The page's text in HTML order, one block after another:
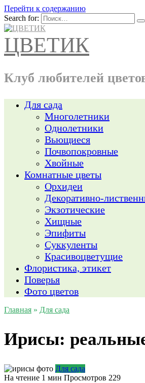
Перейти к содержанию
Search for:
ЦВЕТИК
Клуб любителей
Для сада
Многолетники
Однолетники
Вьющиеся
Почвопокровные
Хвойные
Комнатные цветы
Орхидеи
Декоративно-
Экзотические
Хищные
Эпифиты
Суккуленты
Красивоцветущие
Флористика, этикет
Поверья
Фото цветов
Главная » Для сада
Ирисы:
Для сада
На чтение 1 мин Просмотров 229